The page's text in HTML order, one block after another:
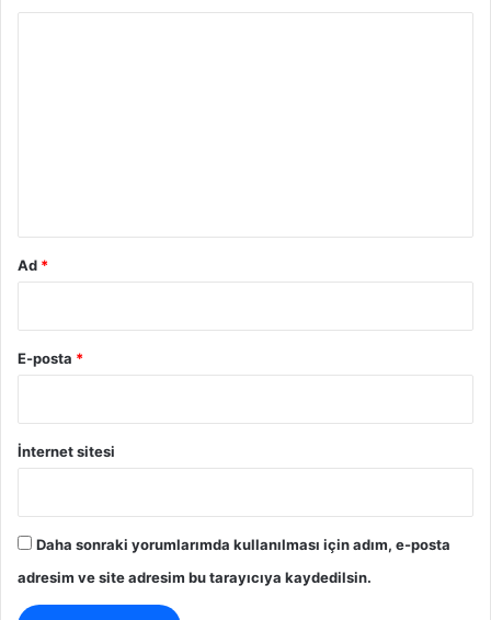
Ad *
E-posta *
İnternet sitesi
Daha sonraki yorumlarımda kullanılması için adım, e-posta
adresim ve site adresim bu tarayıcıya kaydedilsin.